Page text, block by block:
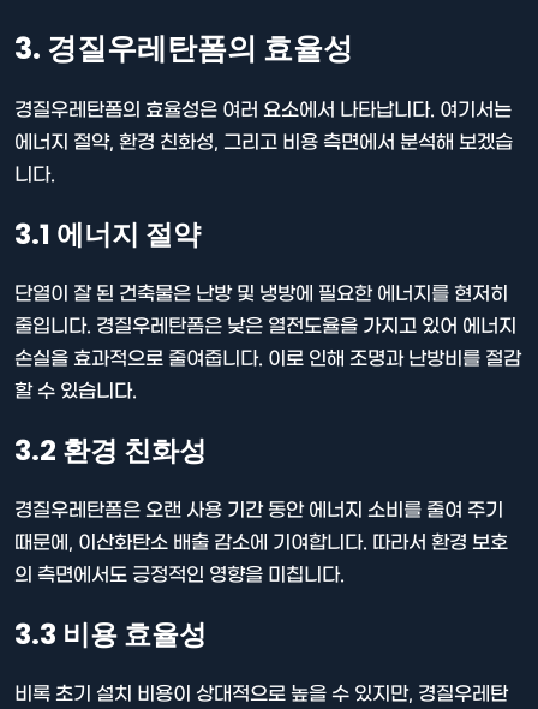
3. 경질우레탄폼의 효율성
경질우레탄폼의 효율성은 여러 요소에서 나타납니다. 여기서는
에너지 절약, 환경 친화성, 그리고 비용 측면에서 분석해 보겠습
니다.
3.1 에너지 절약
단열이 잘 된 건축물은 난방 및 냉방에 필요한 에너지를 현저히
줄입니다. 경질우레탄폼은 낮은 열전도율을 가지고 있어 에너지
손실을 효과적으로 줄여줍니다. 이로 인해 조명과 난방비를 절감
할 수 있습니다.
3.2 환경 친화성
경질우레탄폼은 오랜 사용 기간 동안 에너지 소비를 줄여 주기
때문에, 이산화탄소 배출 감소에 기여합니다. 따라서 환경 보호
의 측면에서도 긍정적인 영향을 미칩니다.
3.3 비용 효율성
비록 초기 설치 비용이 상대적으로 높을 수 있지만, 경질우레탄